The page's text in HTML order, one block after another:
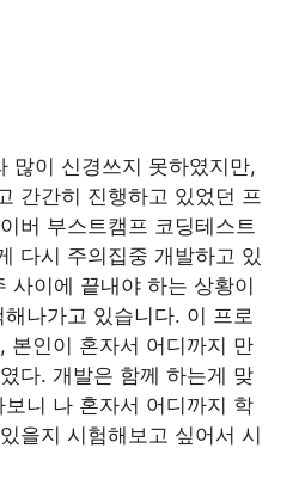
많이 신경쓰지 못하였지만,
간간히 진행하고 있었던 프
버 부스트캠프 코딩테스트
다시 주의집중 개발하고 있
사이에 끝내야 하는 상황이
나가고 있습니다. 이 프로
본인이 혼자서 어디까지 만
다. 개발은 함께 하는게 맞
니 나 혼자서 어디까지 학
을지 시험해보고 싶어서 시